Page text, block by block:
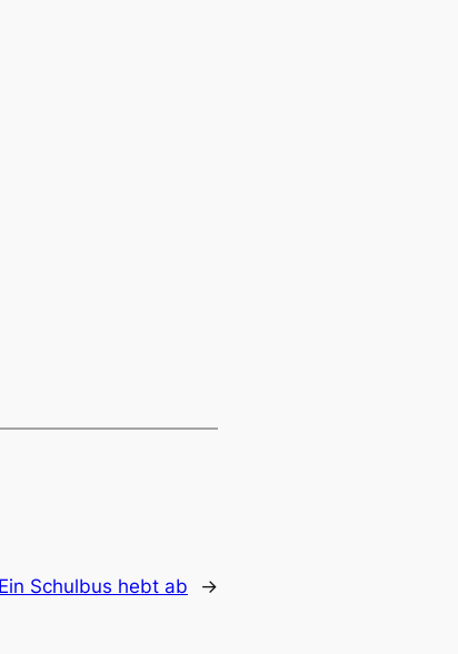
Schulbus hebt ab →